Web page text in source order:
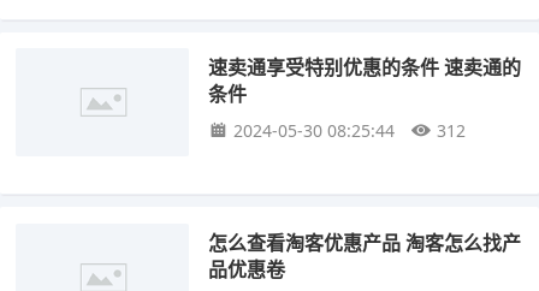
速卖通享受特别优惠的条件 速卖通的
条件
2024-05-30 08:25:44 312
怎么查看淘客优惠产品 淘客怎么找产
品优惠卷